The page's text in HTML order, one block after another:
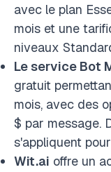
avec le plan
mois et une
niveaux
Le service Bot
gratuit
mois, avec des
$ par message.
s'appliquent
Wit.ai offre un